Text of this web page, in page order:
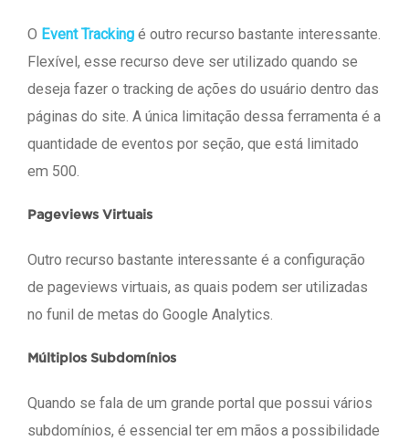
O Event Tracking é outro recurso bastante interessante.
Flexível, esse recurso deve ser utilizado quando se
deseja fazer o tracking de ações do usuário dentro das
páginas do site. A única limitação dessa ferramenta é a
quantidade de eventos por seção, que está limitado
em 500.
Pageviews Virtuais
Outro recurso bastante interessante é a configuração
de pageviews virtuais, as quais podem ser utilizadas
no funil de metas do Google Analytics.
Múltiplos Subdomínios
Quando se fala de um grande portal que possui vários
subdomínios, é essencial ter em mãos a possibilidade